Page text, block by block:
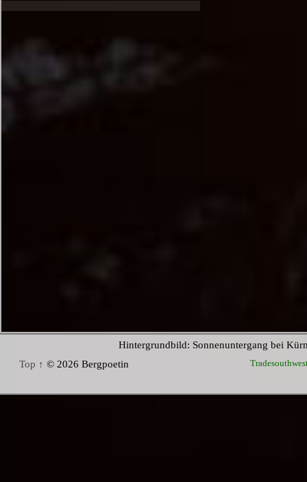
Hintergrundbild: Sonnenuntergang bei
Top ↑ © 2026 Bergpoetin